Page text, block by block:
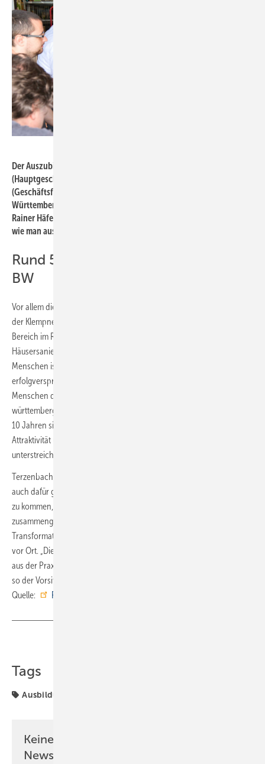
Der Auszubildende Timo Pomeissl zeigt Wolfgang Becker
(Hauptgeschäftsführer FVSHKBW), Dr. Susanne Koch
(Geschäftsführerin Operativ in der Regionaldirektion Baden-
Württemberg), Daniel Terzenbach (Vorstand Regionen, BA) und
Rainer Häfele unter den Augen seines Meisters Julian Strazzanti,
wie man aus Wasserrohren ein Herz biegt (v.r.n.l).
Rund 5250 Azubis im SHK-Handwerk
BW
Vor allem die zunehmenden Ausbildungszahlen in der Berufsgruppe
der Klempnerei, Sanitär, Heizung- und Klimatechnik – ein zentraler
Bereich im Rahmen der Transformationsvorhaben „energetische
Häusersanierung und Wärmewende“ – zeigt: Für viele junge
Menschen ist eine Ausbildung in diesem Beruf eine
erfolgversprechende und attraktive Option. Rund 5250 junge
Menschen durchlaufen derzeit eine Ausbildung im baden-
württembergischen SHK-Handwerk. In den zurückliegenden
10 Jahren sind die Azubi-Zahlen um mehr als 40 % gestiegen, was die
Attraktivität und Zukunftsfähigkeit dieser Klimaschutzberufe
unterstreicht.
Terzenbach hat den Tag im Bezirk der Agentur für Arbeit Göppingen
auch dafür genutzt, um mit dem Verwaltungsausschuss ins Gespräch
zu kommen, der am Vormittag in der Agentur für Arbeit
zusammengekommen war. Vorherrschendes Thema war auch hier die
Transformation der Wirtschaft und die aktuellen Herausforderungen
vor Ort. „Dies ist eine gute Gelegenheit, Rückmeldungen und Impulse
aus der Praxis an die Spitze der Bundesagentur für Arbeit zu geben“,
so der Vorsitzende des Verwaltungsausschusses, Ralph Wurster. ■
Quelle:
FVSHKBW
Tags
Ausbildung
Keine Zeit? Kein Problem mit dem SBZ
Newsletter!